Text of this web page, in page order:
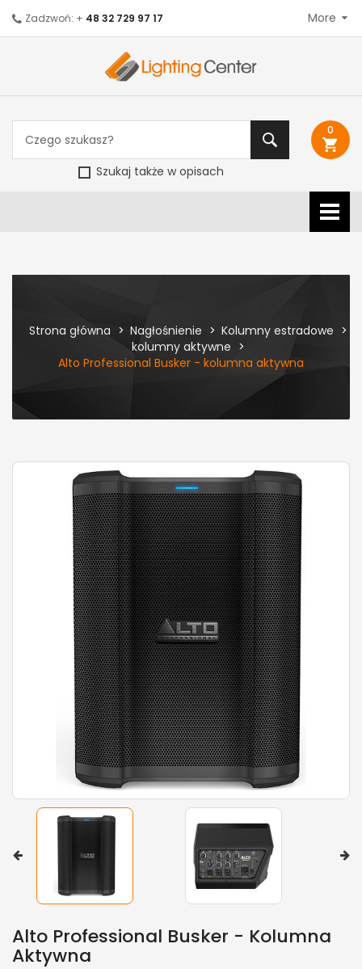
Szukaj także w opisach
0
shopping_cart
Zadzwoń: + 48 32 729 97 17 More
Strona główna Nagłośnienie
Kolumny estradowe
kolumny aktywne
Alto Professional Busker - kolumna aktywna
Alto Professional Busker - Kolumna
Aktywna